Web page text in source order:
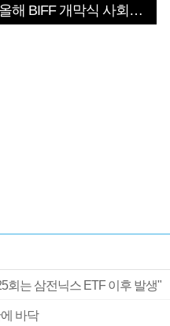
올해 BIFF 개막식 사회자
정
회는 삼전닉스 ETF 이후 발생"
바닥